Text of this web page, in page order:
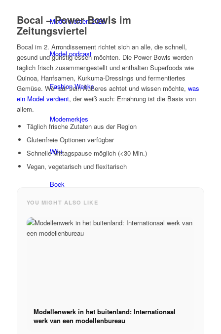
Model worden 2026
Model podcast
Fashion Weeks
Modemerkjes
Wiki
Boek
x TikTok
Bocal – Power Bowls im
Zeitungsviertel
Bocal im 2. Arrondissement richtet sich an alle, die schnell,
gesund und günstig essen möchten. Die Power Bowls werden
täglich frisch zusammengestellt und enthalten Superfoods wie
Quinoa, Hanfsamen, Kurkuma-Dressings und fermentiertes
Gemüse. Wer auf sein Äußeres achtet und wissen möchte, was
ein Model verdient, der weiß auch: Ernährung ist die Basis von
allem.
Täglich frische Zutaten aus der Region
Glutenfreie Optionen verfügbar
Schnelle Mittagspause möglich (<30 Min.)
Vegan, vegetarisch und flexitarisch
YOU MIGHT ALSO LIKE
Modellenwerk in het buitenland: Internationaal
werk van een modellenbureau